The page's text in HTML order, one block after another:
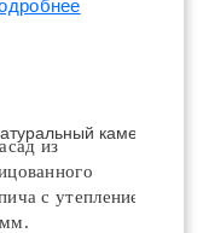
из
с утеплением